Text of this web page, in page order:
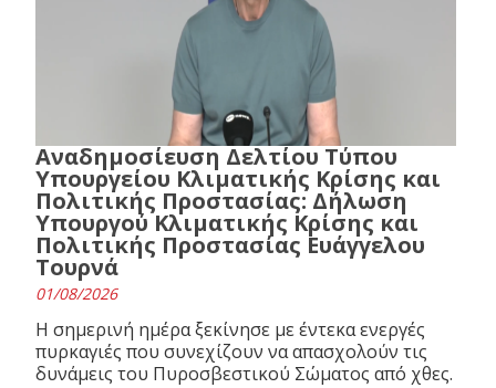
Αναδημοσίευση Δελτίου Τύπου
Υπουργείου Κλιματικής Κρίσης και
Πολιτικής Προστασίας: Δήλωση
Υπουργού Κλιματικής Κρίσης και
Πολιτικής Προστασίας Ευάγγελου
Τουρνά
01/08/2026
Η σημερινή ημέρα ξεκίνησε με έντεκα ενεργές
πυρκαγιές που συνεχίζουν να απασχολούν τις
δυνάμεις του Πυροσβεστικού Σώματος από χθες.